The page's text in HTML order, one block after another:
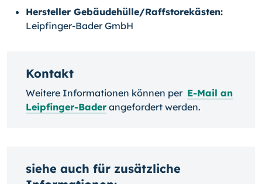
Hersteller Gebäudehülle/Raffstorekästen:
Leipfinger-Bader GmbH
Kontakt
Weitere Informationen können per E-Mail an
Leipfinger-Bader angefordert werden.
siehe auch für zusätzliche